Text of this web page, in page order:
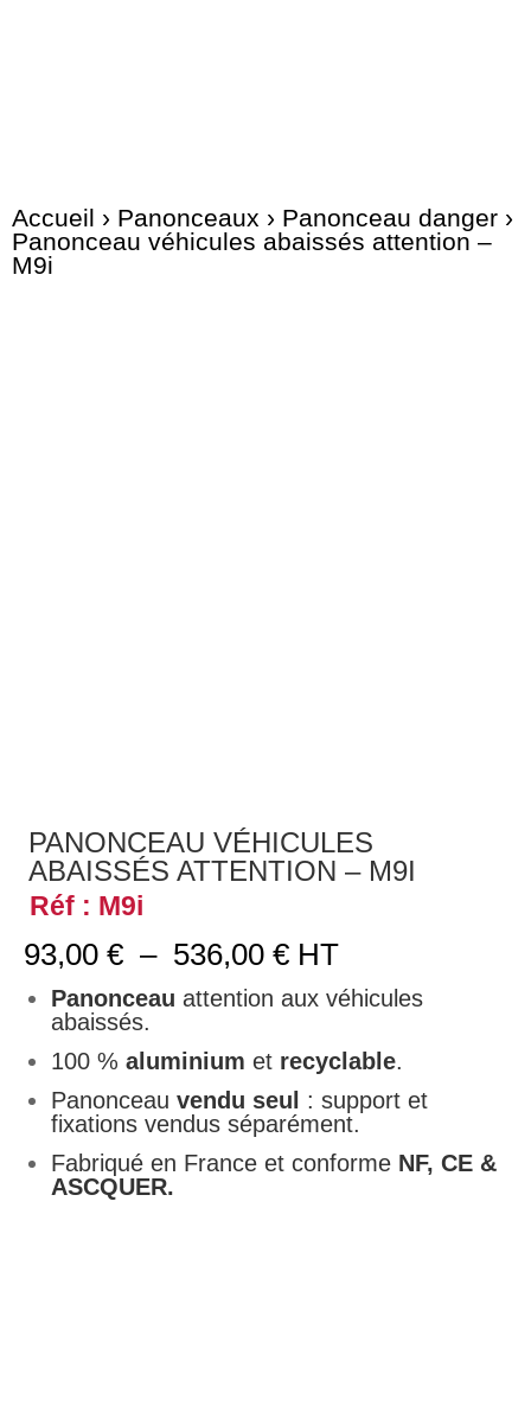
Accueil › Panonceaux › Panonceau danger ›
Panonceau véhicules abaissés attention –
M9i
PANONCEAU VÉHICULES
ABAISSÉS ATTENTION – M9I
Réf : M9i
93,00€ – 536,00€Plage
de
prix :
à
536,00 €
HT
Panonceauattention aux véhicules
abaissés.
100 %aluminiumet recyclable.
Panonceau vendu seul
: support et
fixations vendus séparément.
Fabriqué en France et conforme NF, CE &
ASCQUER.